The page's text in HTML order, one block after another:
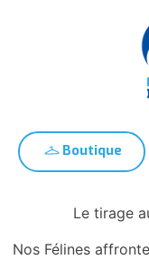
Boutique
Le tirage
Nos Félines